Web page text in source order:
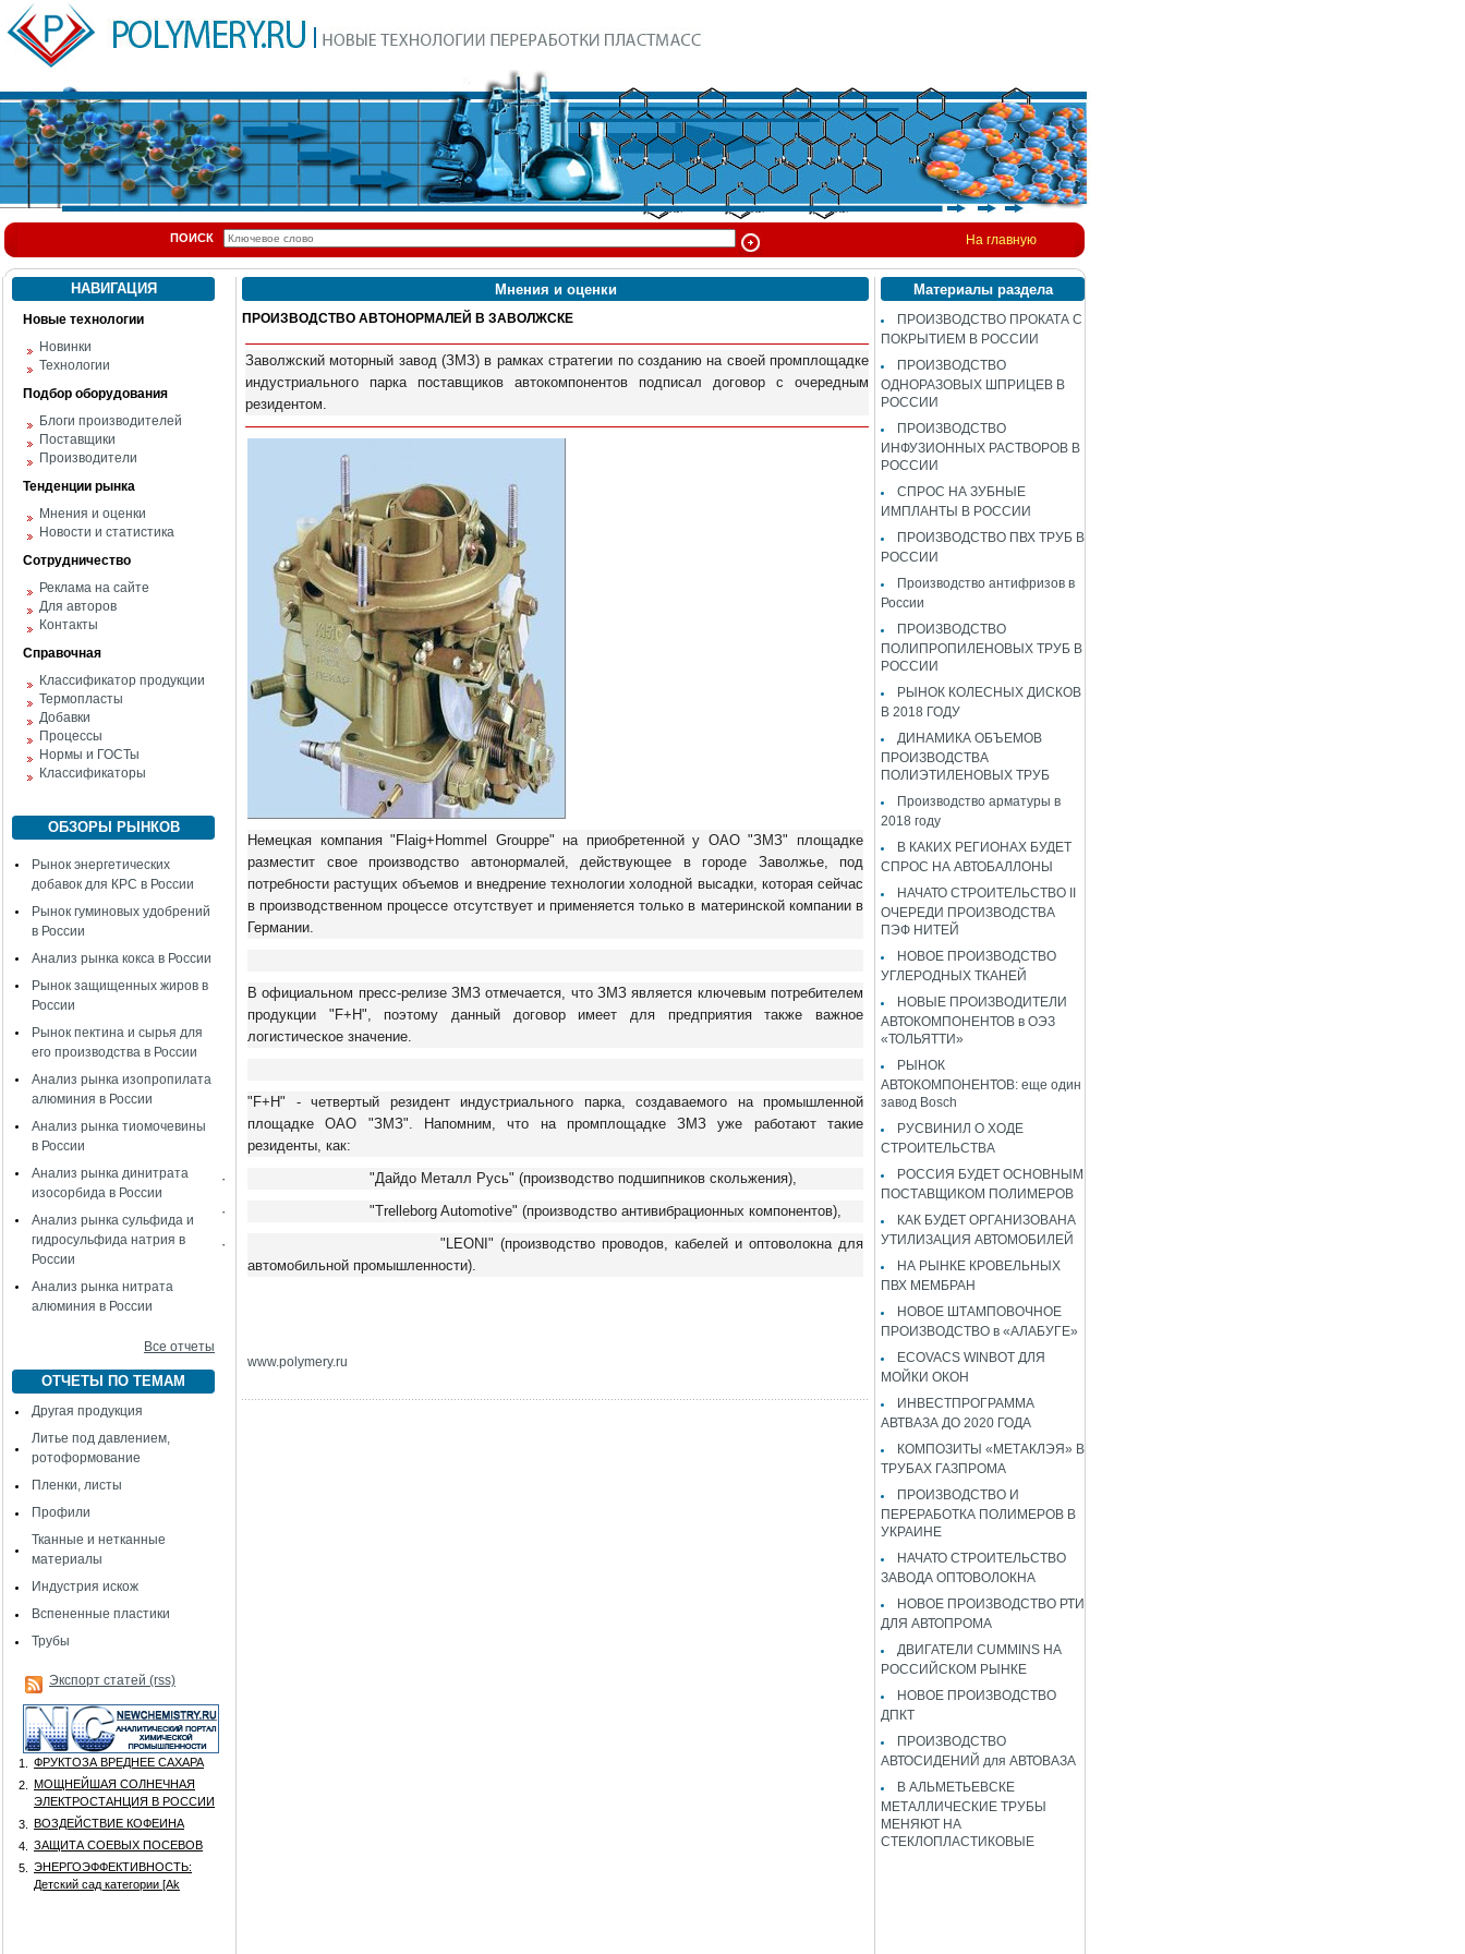
ПОИСК На главную
НАВИГАЦИЯ
Новые технологии
Новинки
Технологии
Подбор оборудования
Блоги производителей
Поставщики
Производители
Тенденции рынка
Мнения и оценки
Новости и статистика
Сотрудничество
Реклама на сайте
Для авторов
Контакты
Справочная
Классификатор продукции
Термопласты
Добавки
Процессы
Нормы и ГОСТы
Классификаторы
ОБЗОРЫ РЫНКОВ
Рынок энергетических
добавок для КРС в России
Рынок гуминовых удобрений
в России
Анализ рынка кокса в России
Рынок защищенных жиров в
России
Рынок пектина и сырья для
его производства в России
Анализ рынка изопропилата
алюминия в России
Анализ рынка тиомочевины
в России
Анализ рынка динитрата
изосорбида в России
Анализ рынка сульфида и
гидросульфида натрия в
России
Анализ рынка нитрата
алюминия в России
Все отчеты
ОТЧЕТЫ ПО ТЕМАМ
Другая продукция
Литье под давлением,
ротоформование
Пленки, листы
Профили
Тканные и нетканные
материалы
Индустрия искож
Вспененные пластики
Трубы
Экспорт статей (rss)
1.
ФРУКТОЗА ВРЕДНЕЕ САХАРА
2.
МОЩНЕЙШАЯ СОЛНЕЧНАЯ
ЭЛЕКТРОСТАНЦИЯ В РОССИИ
3.
ВОЗДЕЙСТВИЕ КОФЕИНА
4.
ЗАЩИТА СОЕВЫХ ПОСЕВОВ
5.
ЭНЕРГОЭФФЕКТИВНОСТЬ:
Детский сад категории [Аk
Мнения и оценки
ПРОИЗВОДСТВО АВТОНОРМАЛЕЙ В ЗАВОЛЖСКЕ
Заволжский моторный завод (ЗМЗ) в рамках стратегии по созданию на своей промплощадке
индустриального парка поставщиков автокомпонентов подписал договор с очередным
резидентом.
Немецкая компания "Flaig+Hommel Grouppe" на приобретенной у ОАО "ЗМЗ" площадке
разместит свое производство автонормалей, действующее в городе Заволжье, под
потребности растущих объемов и внедрение технологии холодной высадки, которая сейчас
в производственном процессе отсутствует и применяется только в материнской компании в
Германии.
В официальном пресс-релизе ЗМЗ отмечается, что ЗМЗ является ключевым потребителем
продукции "F+H", поэтому данный договор имеет для предприятия также важное
логистическое значение.
"F+H" - четвертый резидент индустриального парка, создаваемого на промышленной
площадке ОАО "ЗМЗ". Напомним, что на промплощадке ЗМЗ уже работают такие
резиденты, как:
·
"Дайдо Металл Русь" (производство подшипников скольжения),
·
"Trelleborg Automotive" (производство антивибрационных компонентов),
·
"LEONI" (производство проводов, кабелей и оптоволокна для
автомобильной промышленности).
www.polymery.ru
Материалы раздела
ПРОИЗВОДСТВО ПРОКАТА С
ПОКРЫТИЕМ В РОССИИ
ПРОИЗВОДСТВО
ОДНОРАЗОВЫХ ШПРИЦЕВ В
РОССИИ
ПРОИЗВОДСТВО
ИНФУЗИОННЫХ РАСТВОРОВ В
РОССИИ
СПРОС НА ЗУБНЫЕ
ИМПЛАНТЫ В РОССИИ
ПРОИЗВОДСТВО ПВХ ТРУБ В
РОССИИ
Производство антифризов в
России
ПРОИЗВОДСТВО
ПОЛИПРОПИЛЕНОВЫХ ТРУБ В
РОССИИ
РЫНОК КОЛЕСНЫХ ДИСКОВ
В 2018 ГОДУ
ДИНАМИКА ОБЪЕМОВ
ПРОИЗВОДСТВА
ПОЛИЭТИЛЕНОВЫХ ТРУБ
Производство арматуры в
2018 году
В КАКИХ РЕГИОНАХ БУДЕТ
СПРОС НА АВТОБАЛЛОНЫ
НАЧАТО СТРОИТЕЛЬСТВО II
ОЧЕРЕДИ ПРОИЗВОДСТВА
ПЭФ НИТЕЙ
НОВОЕ ПРОИЗВОДСТВО
УГЛЕРОДНЫХ ТКАНЕЙ
НОВЫЕ ПРОИЗВОДИТЕЛИ
АВТОКОМПОНЕНТОВ в ОЭЗ
«ТОЛЬЯТТИ»
РЫНОК
АВТОКОМПОНЕНТОВ: еще один
завод Bosch
РУСВИНИЛ О ХОДЕ
СТРОИТЕЛЬСТВА
РОССИЯ БУДЕТ ОСНОВНЫМ
ПОСТАВЩИКОМ ПОЛИМЕРОВ
КАК БУДЕТ ОРГАНИЗОВАНА
УТИЛИЗАЦИЯ АВТОМОБИЛЕЙ
НА РЫНКЕ КРОВЕЛЬНЫХ
ПВХ МЕМБРАН
НОВОЕ ШТАМПОВОЧНОЕ
ПРОИЗВОДСТВО в «АЛАБУГЕ»
ECOVACS WINBOT ДЛЯ
МОЙКИ ОКОН
ИНВЕСТПРОГРАММА
АВТВАЗА ДО 2020 ГОДА
КОМПОЗИТЫ «МЕТАКЛЭЯ» В
ТРУБАХ ГАЗПРОМА
ПРОИЗВОДСТВО И
ПЕРЕРАБОТКА ПОЛИМЕРОВ В
УКРАИНЕ
НАЧАТО СТРОИТЕЛЬСТВО
ЗАВОДА ОПТОВОЛОКНА
НОВОЕ ПРОИЗВОДСТВО РТИ
ДЛЯ АВТОПРОМА
ДВИГАТЕЛИ CUMMINS НА
РОССИЙСКОМ РЫНКЕ
НОВОЕ ПРОИЗВОДСТВО
ДПКТ
ПРОИЗВОДСТВО
АВТОСИДЕНИЙ для АВТОВАЗА
В АЛЬМЕТЬЕВСКЕ
МЕТАЛЛИЧЕСКИЕ ТРУБЫ
МЕНЯЮТ НА
СТЕКЛОПЛАСТИКОВЫЕ